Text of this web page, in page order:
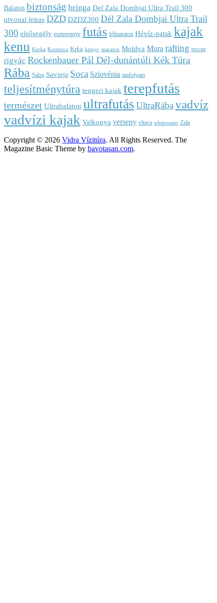
Balaton biztonság bringa Del Zala Dombjai Ultra Trail 300
utvonal leiras DZD DZDZ300 Dél Zala Dombjai Ultra Trail
300 elsősegély eszteregnye futás félmaraton Hévíz-patak kajak
kenu Kerka Koritnica Krka könyv maraton Moldva Mura rafting rescue
rigyác Rockenbauer Pál Dél-dunántúli Kék Túra
Rába Salza Savinja Soca Szlovénia tanfolyam
teljesítménytúra tengeri kajak terepfutás
természet Ultrabalaton ultrafutás UltraRába vadvíz
vadvízi kajak Valkonya verseny vltava whitewater Zala
Copyright © 2026 Vidra Vízitúra. All Rights Reserved. The
Magazine Basic Theme by bavotasan.com.